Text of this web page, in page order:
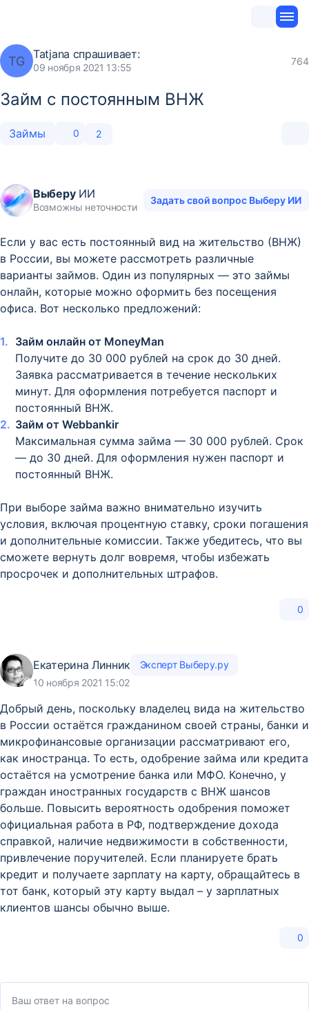
TG Tatjana спрашивает:
09 ноября 2021 13:55
764
Займ с постоянным ВНЖ
Займы 0 2
ВыберуИИ
Возможны неточности
Задать свой вопрос Выберу ИИ
Если у вас есть постоянный вид на жительство (ВНЖ)
в России, вы можете рассмотреть различные
варианты займов. Один из популярных — это займы
онлайн, которые можно оформить без посещения
офиса. Вот несколько предложений:
Займ онлайн от MoneyMan
Получите до 30 000 рублей на срок до 30 дней.
Заявка рассматривается в течение нескольких
минут. Для оформления потребуется паспорт и
постоянный ВНЖ.
Займ от Webbankir
Максимальная сумма займа — 30 000 рублей. Срок
— до 30 дней. Для оформления нужен паспорт и
постоянный ВНЖ.
При выборе займа важно внимательно изучить
условия, включая процентную ставку, сроки погашения
и дополнительные комиссии. Также убедитесь, что вы
сможете вернуть долг вовремя, чтобы избежать
просрочек и дополнительных штрафов.
0
Екатерина Линник
Эксперт Выберу.ру
10 ноября 2021 15:02
Добрый день, поскольку владелец вида на жительство
в России остаётся гражданином своей страны, банки и
микрофинансовые организации рассматривают его,
как иностранца. То есть, одобрение займа или кредита
остаётся на усмотрение банка или МФО. Конечно, у
граждан иностранных государств с ВНЖ шансов
больше. Повысить вероятность одобрения поможет
официальная работа в РФ, подтверждение дохода
справкой, наличие недвижимости в собственности,
привлечение поручителей. Если планируете брать
кредит и получаете зарплату на карту, обращайтесь в
тот банк, который эту карту выдал – у зарплатных
клиентов шансы обычно выше.
0